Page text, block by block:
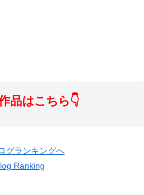
品はこちら👇
グランキングへ
Ranking